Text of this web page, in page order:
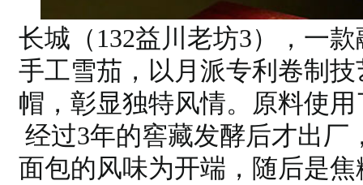
长城（132益川老坊3），一
手工雪茄，以月派专利卷制
帽，彰显独特风情。原料使
经过3年的窖藏发酵后才出厂
面包的风味为开端，随后是